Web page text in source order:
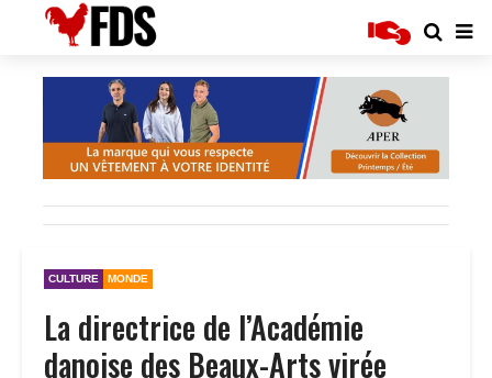
CULTURE MONDE
La directrice de l’Académie
danoise des Beaux-Arts virée